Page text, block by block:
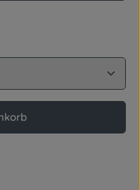
Wert ein